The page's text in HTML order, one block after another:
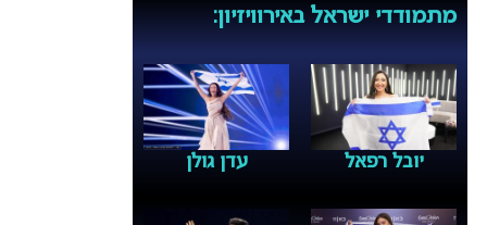
מתמודדי ישראל באירוויזיון:
יובל רפאל עדן גולן